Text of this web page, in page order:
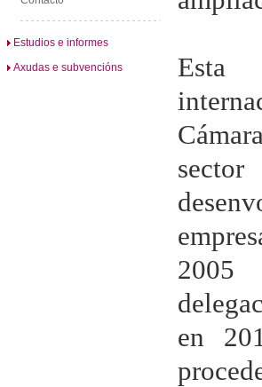
Estudios e informes
Axudas e subvencións
2005
en